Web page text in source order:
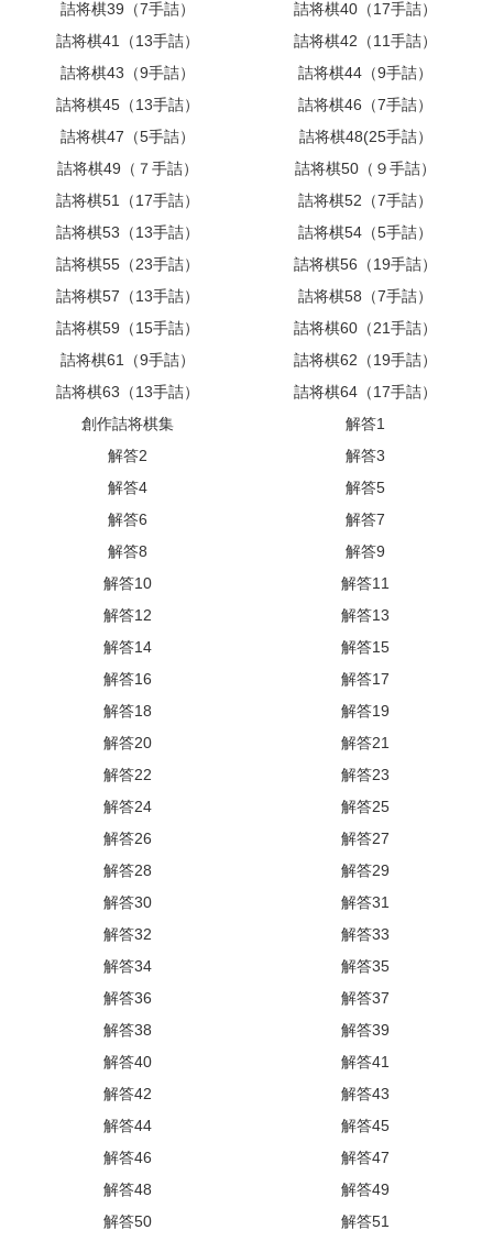
詰将棋39（7手詰）
詰将棋40（17手詰）
詰将棋41（13手詰）
詰将棋42（11手詰）
詰将棋43（9手詰）
詰将棋44（9手詰）
詰将棋45（13手詰）
詰将棋46（7手詰）
詰将棋47（5手詰）
詰将棋48(25手詰）
詰将棋49（７手詰）
詰将棋50（９手詰）
詰将棋51（17手詰）
詰将棋52（7手詰）
詰将棋53（13手詰）
詰将棋54（5手詰）
詰将棋55（23手詰）
詰将棋56（19手詰）
詰将棋57（13手詰）
詰将棋58（7手詰）
詰将棋59（15手詰）
詰将棋60（21手詰）
詰将棋61（9手詰）
詰将棋62（19手詰）
詰将棋63（13手詰）
詰将棋64（17手詰）
創作詰将棋集
解答1
解答2
解答3
解答4
解答5
解答6
解答7
解答8
解答9
解答10
解答11
解答12
解答13
解答14
解答15
解答16
解答17
解答18
解答19
解答20
解答21
解答22
解答23
解答24
解答25
解答26
解答27
解答28
解答29
解答30
解答31
解答32
解答33
解答34
解答35
解答36
解答37
解答38
解答39
解答40
解答41
解答42
解答43
解答44
解答45
解答46
解答47
解答48
解答49
解答50
解答51